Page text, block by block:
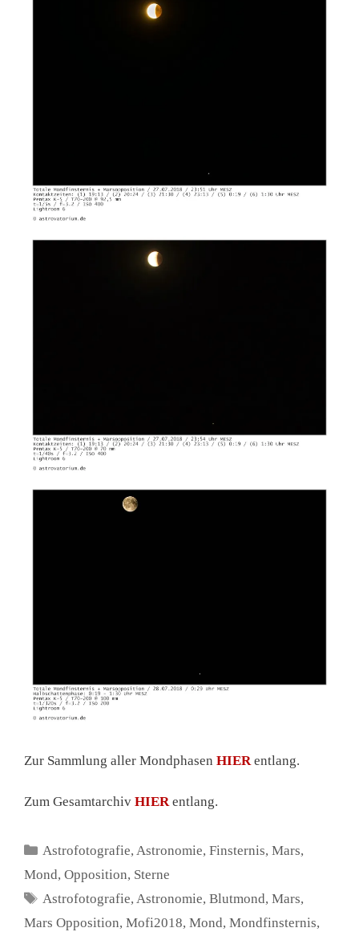
Zur Sammlung aller Mondphasen HIERentlang.
Zum Gesamtarchiv HIER entlang.
Kategorien
Astrofotografie, Astronomie,Finsternis,Mars,
Mond, Opposition, Sterne
Schlagwörter
Astrofotografie, Astronomie,Blutmond,Mars,
Mars Opposition, Mofi2018, Mond, Mondfinsternis,